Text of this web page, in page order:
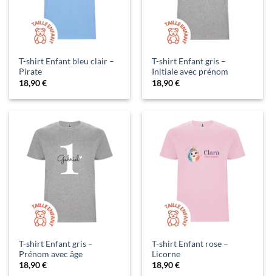
T-shirt Enfant bleu clair –
Pirate
18,90€
T-shirt Enfant gris –
Initiale avec prénom
18,90€
T-shirt Enfant gris –
Prénom avec âge
18,90€
T-shirt Enfant rose –
Licorne
18,90€